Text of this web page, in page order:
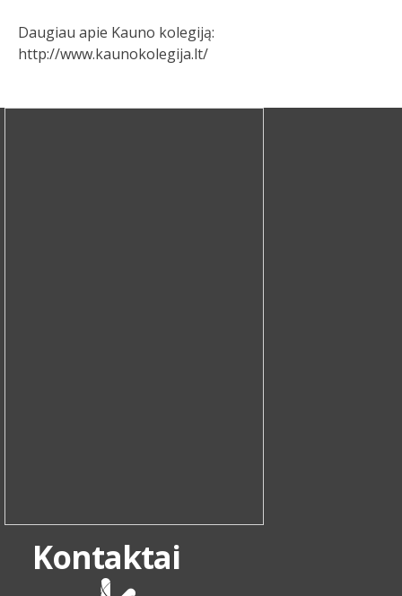
Daugiau apie Kauno kolegiją:
http://www.kaunokolegija.lt/
Kontaktai